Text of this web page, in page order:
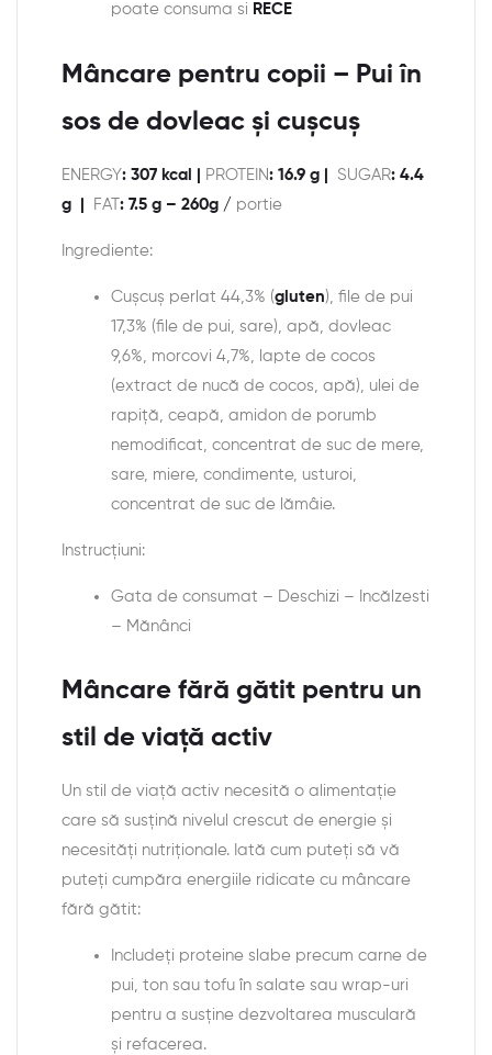
poate consuma si RECE
Mâncare pentru copii – Pui în
sos de dovleac și cușcuș
ENERGY: 307 kcal | PROTEIN: 16.9 g | SUGAR: 4.4
g |
FAT : 7.5 g – 260g / portie
Ingrediente:
Cușcuș perlat 44,3% (gluten), file de pui
17,3% (file de pui, sare), apă, dovleac
9,6%, morcovi 4,7%, lapte de cocos
(extract de nucă de cocos, apă), ulei de
rapiță, ceapă, amidon de porumb
nemodificat, concentrat de suc de mere,
sare, miere, condimente, usturoi,
concentrat de suc de lămâie.
Instrucțiuni:
Gata de consumat – Deschizi – Incălzesti
– Mănânci
Mâncare fără gătit pentru un
stil de viață activ
Un stil de viață activ necesită o alimentație
care să susțină nivelul crescut de energie și
necesități nutriționale. Iată cum puteți să vă
puteți cumpăra energiile ridicate cu mâncare
fără gătit:
Includeți proteine slabe precum carne de
pui, ton sau tofu în salate sau wrap-uri
pentru a susține dezvoltarea musculară
și refacerea.